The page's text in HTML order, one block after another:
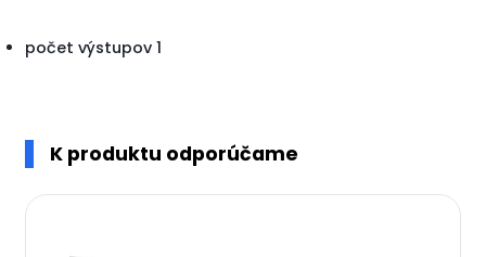
počet výstupov 1
K produktu odporúčame